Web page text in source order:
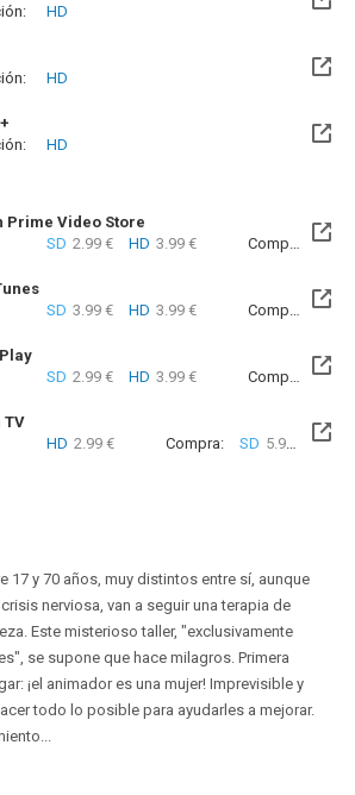
HD
hasta el Jue, 31 Dic 2026 (Quedan 4 meses)
HD
HD
Prime Video Store
SD 2.99 € HD 3.99 € Compra: SD
SD 3.99 € HD 3.99 € Compra: SD
SD 2.99 € HD 3.99 € Compra: SD
TV
HD 2.99 € Compra: SD 5.99 € HD
17 y 70 años, muy distintos entre sí, aunque
nerviosa, van a seguir una terapia de
Este misterioso taller, "exclusivamente
se supone que hace milagros. Primera
¡el animador es una mujer! Imprevisible y
todo lo posible para ayudarles a mejorar.